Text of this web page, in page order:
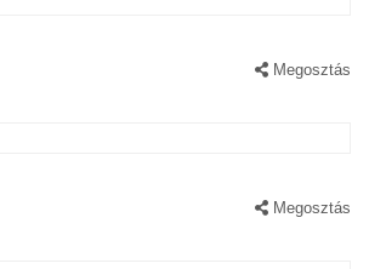
Megosztás
Megosztás